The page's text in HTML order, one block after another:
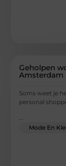
Geholpen
Amsterdam
Soms weet je
personal
...
Mode En